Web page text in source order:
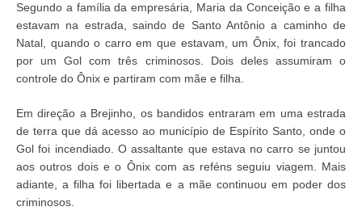
Segundo a família da empresária, Maria da Conceição e a filha
estavam na estrada, saindo de Santo Antônio a caminho de
Natal, quando o carro em que estavam, um Ônix, foi trancado
por um Gol com três criminosos. Dois deles assumiram o
controle do Ônix e partiram com mãe e filha.
Em direção a Brejinho, os bandidos entraram em uma estrada
de terra que dá acesso ao município de Espírito Santo, onde o
Gol foi incendiado. O assaltante que estava no carro se juntou
aos outros dois e o Ônix com as reféns seguiu viagem. Mais
adiante, a filha foi libertada e a mãe continuou em poder dos
criminosos.